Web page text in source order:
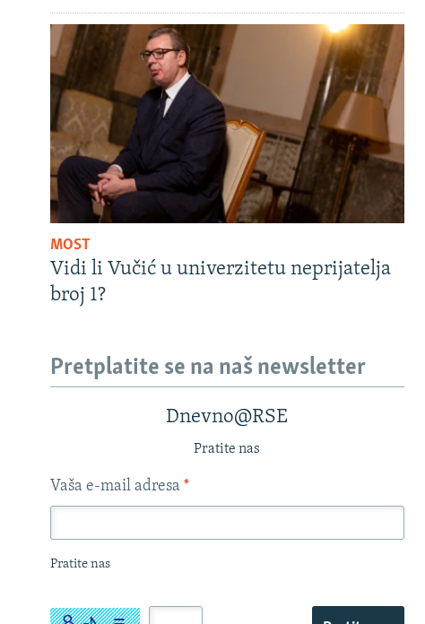
MOST
Vidi li Vučić u univerzitetu neprijatelja
broj 1?
Pretplatite se na naš newsletter
Dnevno@RSE
Pratite nas
Vaša e-mail adresa *
Pratite nas